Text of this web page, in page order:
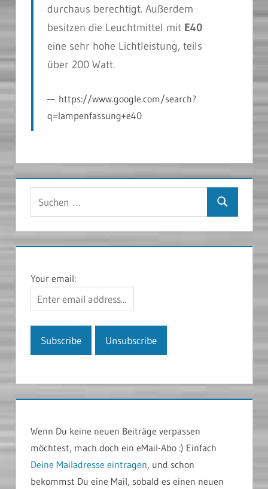
durchaus berechtigt. Außerdem
besitzen die Leuchtmittel mit E40
eine sehr hohe Lichtleistung, teils
über 200 Watt.
https://www.google.com/search?
q=lampenfassung+e40
Suchen
Your email:
Wenn Du keine neuen Beiträge verpassen
möchtest, mach doch ein eMail-Abo :) Einfach
Deine Mailadresse eintragen, und schon
bekommst Du eine Mail, sobald es einen neuen